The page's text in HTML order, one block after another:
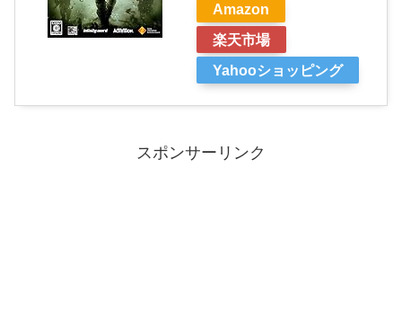
Amazon
楽天市場
Yahooショッピング
スポンサーリンク